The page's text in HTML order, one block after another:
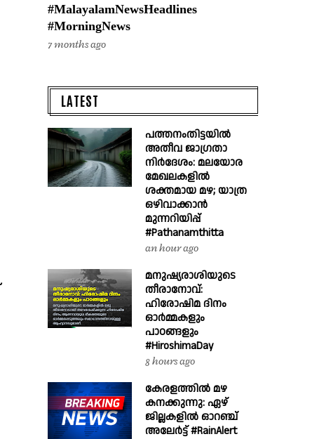
#MalayalamNewsHeadlines
#MorningNews
7 months ago
LATEST
പത്തനംതിട്ടയിൽ
അതീവ ജാഗ്രതാ
നിർദേശം: മലയോര
മേഖലകളിൽ
ശക്തമായ മഴ; യാത്ര
ഒഴിവാക്കാൻ
മുന്നറിയിപ്പ്
#Pathanamthitta
an hour ago
മനുഷ്യരാശിയുടെ
തീരാനോവ്:
ഹിരോഷിമ ദിനം
ഓർമ്മകളും
പാഠങ്ങളും
#HiroshimaDay
8 hours ago
കേരളത്തിൽ മഴ
കനക്കുന്നു: ഏഴ്
ജില്ലകളിൽ ഓറഞ്ച്
അലേർട്ട് #RainAlert